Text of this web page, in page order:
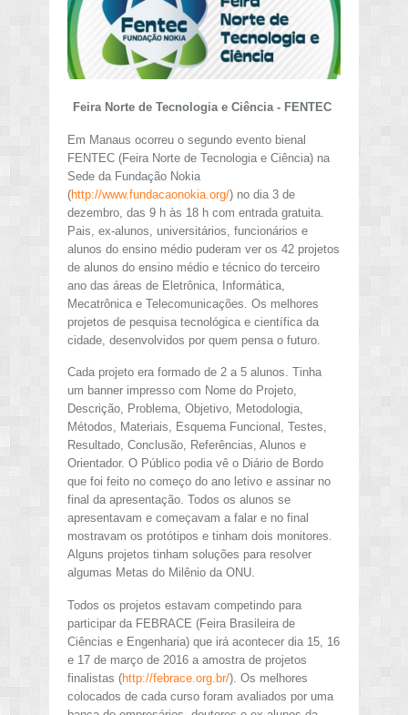
Feira Norte de Tecnologia e Ciência - FENTEC
Em Manaus ocorreu o segundo evento bienal
FENTEC (Feira Norte de Tecnologia e Ciência) na
Sede da Fundação Nokia
(http://www.fundacaonokia.org/) no dia 3 de
dezembro, das 9 h às 18 h com entrada gratuita.
Pais, ex-alunos, universitários, funcionários e
alunos do ensino médio puderam ver os 42 projetos
de alunos do ensino médio e técnico do terceiro
ano das áreas de Eletrônica, Informática,
Mecatrônica e Telecomunicações. Os melhores
projetos de pesquisa tecnológica e científica da
cidade, desenvolvidos por quem pensa o futuro.
Cada projeto era formado de 2 a 5 alunos. Tinha
um banner impresso com Nome do Projeto,
Descrição, Problema, Objetivo, Metodologia,
Métodos, Materiais, Esquema Funcional, Testes,
Resultado, Conclusão, Referências, Alunos e
Orientador. O Público podia vê o Diário de Bordo
que foi feito no começo do ano letivo e assinar no
final da apresentação. Todos os alunos se
apresentavam e começavam a falar e no final
mostravam os protótipos e tinham dois monitores.
Alguns projetos tinham soluções para resolver
algumas Metas do Milênio da ONU.
Todos os projetos estavam competindo para
participar da FEBRACE (Feira Brasileira de
Ciências e Engenharia) que irá acontecer dia 15, 16
e 17 de março de 2016 a amostra de projetos
finalistas (http://febrace.org.br/). Os melhores
colocados de cada curso foram avaliados por uma